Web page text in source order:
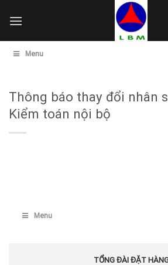
Menu
Menu
TỔNG ĐÀI ĐẶT
Thông báo thay đổi nhân
Kiểm toán nội bộ